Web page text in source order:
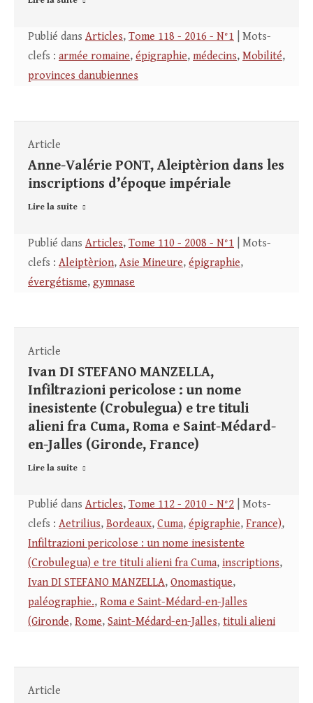
Publié dans Articles, Tome 118 - 2016 - N°1 | Mots-
clefs : armée romaine, épigraphie, médecins, Mobilité,
provinces danubiennes
Article
Anne-Valérie PONT, Aleiptèrion dans les
inscriptions d’époque impériale
Lire la suite
Publié dans Articles, Tome 110 - 2008 - N°1 | Mots-
clefs : Aleiptèrion, Asie Mineure, épigraphie,
évergétisme, gymnase
Article
Ivan DI STEFANO MANZELLA,
Infiltrazioni pericolose : un nome
inesistente (Crobulegua) e tre tituli
alieni fra Cuma, Roma e Saint-Médard-
en-Jalles (Gironde, France)
Lire la suite
Publié dans Articles, Tome 112 - 2010 - N°2 | Mots-
clefs : Aetrilius, Bordeaux, Cuma, épigraphie, France),
Infiltrazioni pericolose : un nome inesistente
(Crobulegua) e tre tituli alieni fra Cuma, inscriptions,
Ivan DI STEFANO MANZELLA, Onomastique,
paléographie., Roma e Saint-Médard-en-Jalles
(Gironde, Rome, Saint-Médard-en-Jalles, tituli alieni
Article